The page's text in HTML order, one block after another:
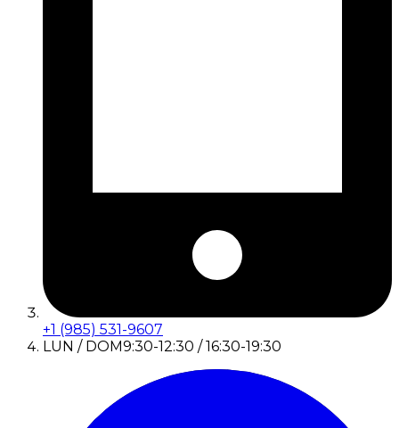
+1 (985) 531-9607
LUN / DOM9:30-12:30 / 16:30-19:30